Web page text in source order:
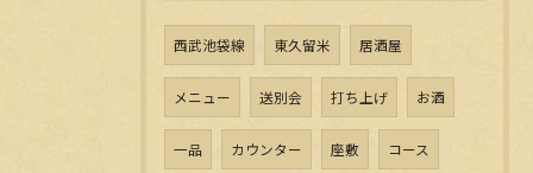
西武池袋線 東久留米 居酒屋
メニュー 送別会 打ち上げ お酒
一品 カウンター 座敷 コース